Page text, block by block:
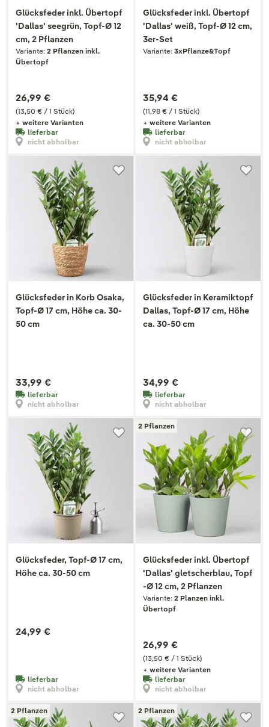
Glücksfeder inkl. Übertopf
'Dallas' seegrün, Topf-Ø 12
cm, 2 Pflanzen
Variante: 2 Pflanzen inkl.
Übertopf
(13,50 € / 1 Stück)
26,99 €
+ weitere Varianten
lieferbar
nicht abholbar
Glücksfeder inkl. Übertopf
'Dallas' weiß, Topf-Ø 12 cm,
3er-Set
Variante: 3xPflanze&Topf
(11,98 € / 1 Stück)
35,94 €
+ weitere Varianten
lieferbar
nicht abholbar
Glücksfeder in Korb Osaka,
Topf-Ø 17 cm, Höhe ca. 30-
50 cm
33,99 €
lieferbar
nicht abholbar
Glücksfeder in Keramiktopf
Dallas, Topf-Ø 17 cm, Höhe
ca. 30-50 cm
34,99 €
lieferbar
nicht abholbar
Glücksfeder, Topf-Ø 17 cm,
Höhe ca. 30-50 cm
24,99 €
lieferbar
nicht abholbar
2 Pflanzen
Glücksfeder inkl. Übertopf
'Dallas' gletscherblau, Topf
-Ø 12 cm, 2 Pflanzen
Variante: 2 Planzen inkl.
Übertopf
(13,50 € / 1 Stück)
26,99 €
+ weitere Varianten
lieferbar
nicht abholbar
2 Pflanzen 2 Pflanzen